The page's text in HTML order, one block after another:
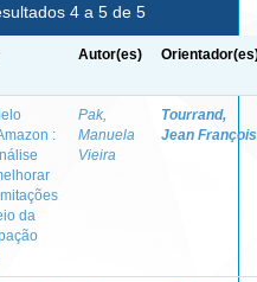
4 a 5 de 5
Autor(es)
:
da
Pak,
Manuela
Vieira
Tourrand,
Jean François